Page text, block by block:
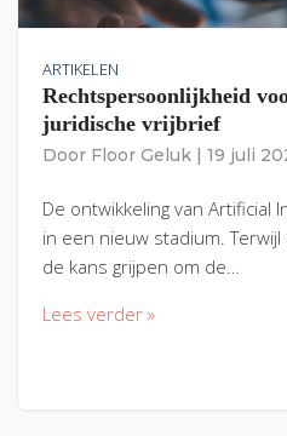
ARTIKELEN
Rechtspersoonlijkheid
juridische vrijbrief
Door Floor Geluk 19 juli
De ontwikkeling van Artificial
in een nieuw stadium.
de kans grijpen om de…
Lees verder »